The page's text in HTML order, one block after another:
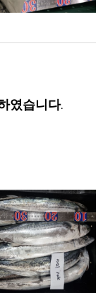
였습니다.